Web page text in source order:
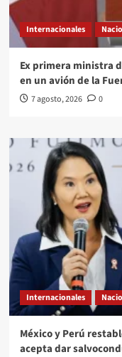
Internacionales
Ex primera ministra
en un avión de la
7 agosto, 2026 0
Internacionales
México y Perú
acepta dar